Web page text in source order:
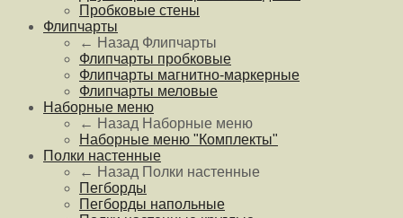
Пробковые стены
Флипчарты
← Назад Флипчарты
Флипчарты пробковые
Флипчарты магнитно-маркерные
Флипчарты меловые
Наборные меню
← Назад Наборные меню
Наборные меню "Комплекты"
Полки настенные
← Назад Полки настенные
Пегборды
Пегборды напольные